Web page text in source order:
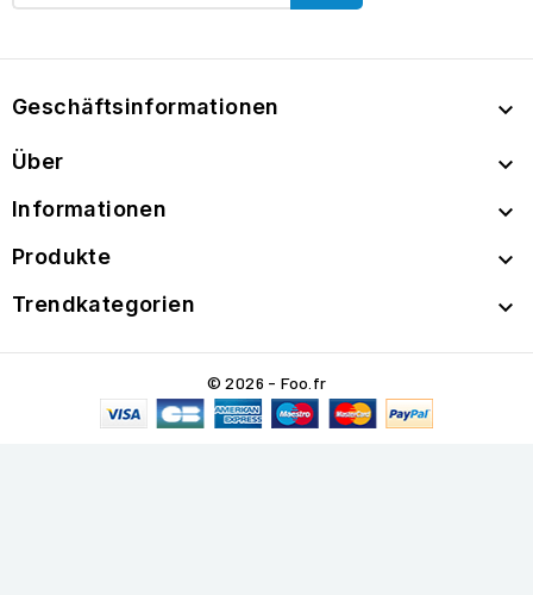
Geschäftsinformationen 
Über 
Informationen 
Produkte 
Trendkategorien 
© 2026 - Foo.fr